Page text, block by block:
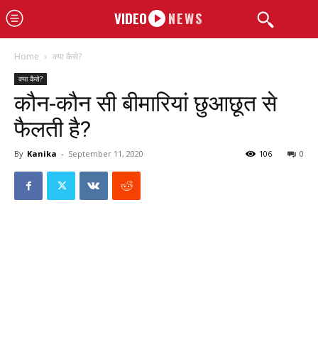
VIDEO NEWS
Home क्या कैसे?
क्या कैसे?
कौन-कौन सी बीमारियां छुआछूत से
फैलती है?
By Kanika - September 11, 2020 0
106